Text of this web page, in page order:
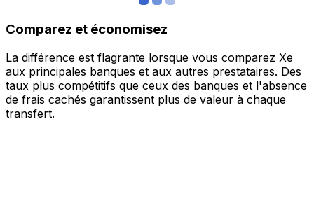
Comparez et économisez
La différence est flagrante lorsque vous comparez Xe
aux principales banques et aux autres prestataires. Des
taux plus compétitifs que ceux des banques et l'absence
de frais cachés garantissent plus de valeur à chaque
transfert.